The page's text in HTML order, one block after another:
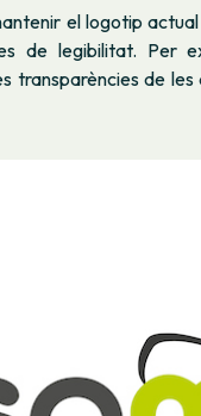
el logotip
de legibilitat. Per
transparències de